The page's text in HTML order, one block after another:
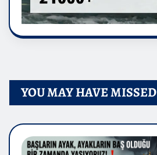
YOU MAY HAVE MISSED